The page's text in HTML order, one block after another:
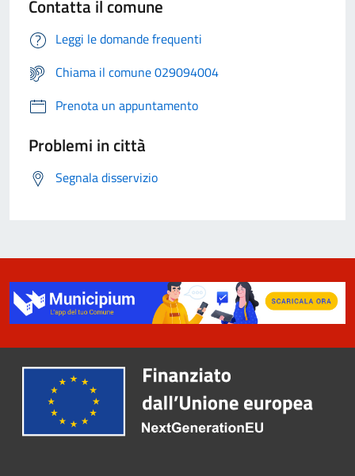
Contatta il comune
Leggi le domande frequenti
Chiama il comune 029094004
Prenota un appuntamento
Problemi in città
Segnala disservizio